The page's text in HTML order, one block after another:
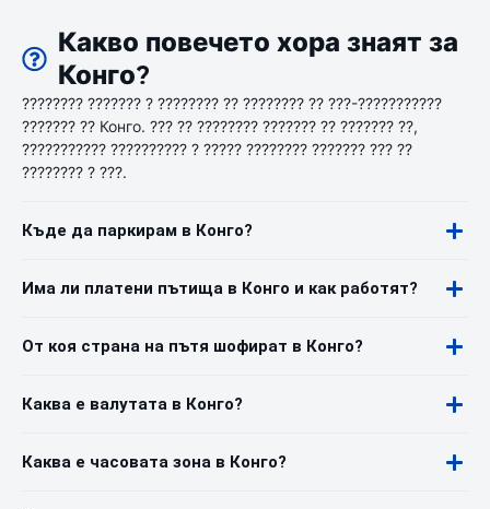
Какво повечето хора знаят за
Конго?
???????? ??????? ? ???????? ?? ???????? ?? ???-???????????
??????? ?? Конго. ??? ?? ???????? ??????? ?? ??????? ??,
??????????? ?????????? ? ????? ???????? ??????? ??? ??
???????? ? ???.
Къде да паркирам в Конго?
Има ли платени пътища в Конго и как работят?
От коя страна на пътя шофират в Конго?
Каква е валутата в Конго?
Каква е часовата зона в Конго?